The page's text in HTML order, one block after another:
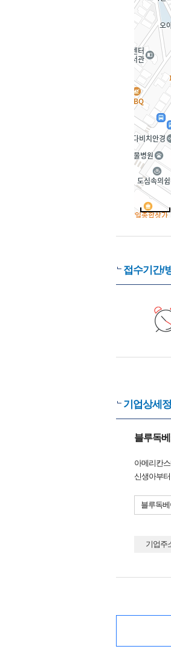
접수기간/
기업상세
블루독
아메리칸
신생아부
블루독
기업주